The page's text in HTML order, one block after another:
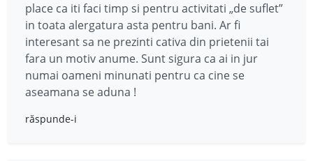
place ca iti faci timp si pentru activitati „de suflet”
in toata alergatura asta pentru bani. Ar fi
interesant sa ne prezinti cativa din prietenii tai
fara un motiv anume. Sunt sigura ca ai in jur
numai oameni minunati pentru ca cine se
aseamana se aduna !
răspunde-i